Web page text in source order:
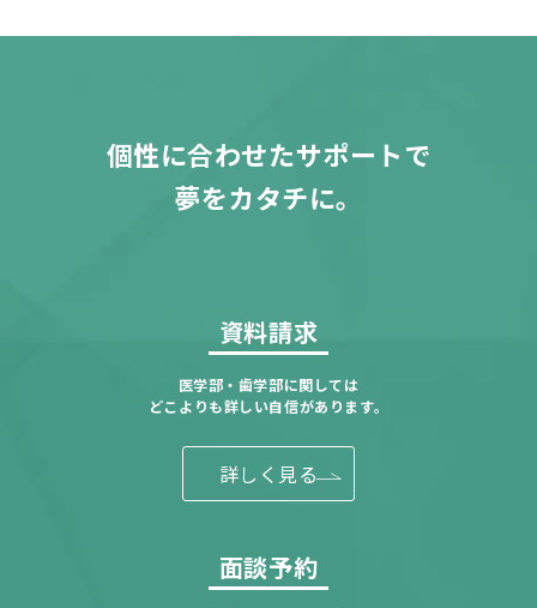
個性に合わせたサポートで
夢をカタチに。
資料請求
医学部・歯学部に関しては
どこよりも詳しい自信があります。
詳しく見る
面談予約